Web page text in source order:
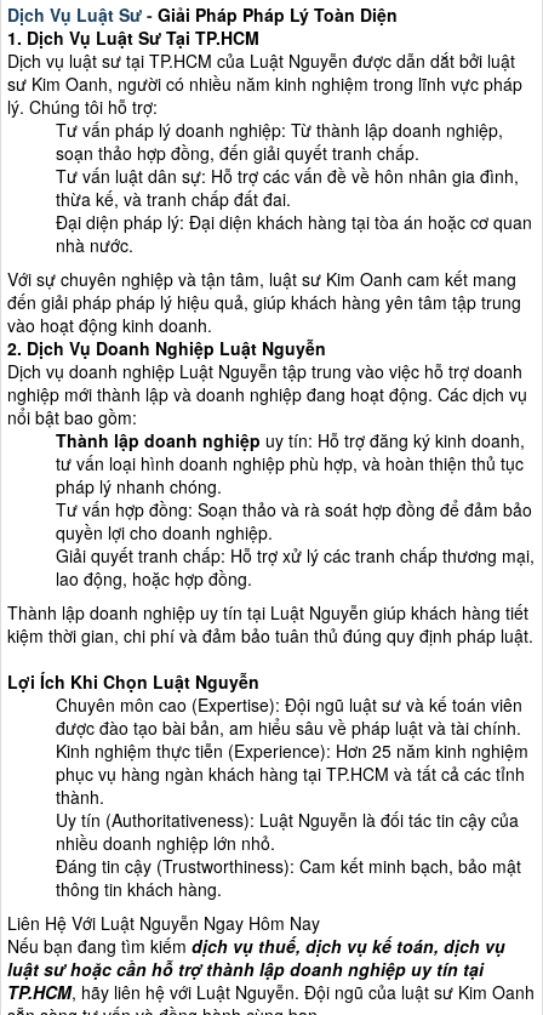
Dịch Vụ Luật Sư - Giải Pháp Pháp Lý Toàn Diện
1. Dịch Vụ Luật Sư Tại TP.HCM
Dịch vụ luật sư tại TP.HCM của Luật Nguyễn được dẫn dắt bởi luật
sư Kim Oanh, người có nhiều năm kinh nghiệm trong lĩnh vực pháp
lý. Chúng tôi hỗ trợ:
Tư vấn pháp lý doanh nghiệp: Từ thành lập doanh nghiệp,
soạn thảo hợp đồng, đến giải quyết tranh chấp.
Tư vấn luật dân sự: Hỗ trợ các vấn đề về hôn nhân gia đình,
thừa kế, và tranh chấp đất đai.
Đại diện pháp lý: Đại diện khách hàng tại tòa án hoặc cơ quan
nhà nước.
Với sự chuyên nghiệp và tận tâm, luật sư Kim Oanh cam kết mang
đến giải pháp pháp lý hiệu quả, giúp khách hàng yên tâm tập trung
vào hoạt động kinh doanh.
2. Dịch Vụ Doanh Nghiệp Luật Nguyễn
Dịch vụ doanh nghiệp Luật Nguyễn tập trung vào việc hỗ trợ doanh
nghiệp mới thành lập và doanh nghiệp đang hoạt động. Các dịch vụ
nổi bật bao gồm:
Thành lập doanh nghiệp uy tín: Hỗ trợ đăng ký kinh doanh,
tư vấn loại hình doanh nghiệp phù hợp, và hoàn thiện thủ tục
pháp lý nhanh chóng.
Tư vấn hợp đồng: Soạn thảo và rà soát hợp đồng để đảm bảo
quyền lợi cho doanh nghiệp.
Giải quyết tranh chấp: Hỗ trợ xử lý các tranh chấp thương mại,
lao động, hoặc hợp đồng.
Thành lập doanh nghiệp uy tín tại Luật Nguyễn giúp khách hàng tiết
kiệm thời gian, chi phí và đảm bảo tuân thủ đúng quy định pháp luật.
Lợi Ích Khi Chọn Luật Nguyễn
Chuyên môn cao (Expertise): Đội ngũ luật sư và kế toán viên
được đào tạo bài bản, am hiểu sâu về pháp luật và tài chính.
Kinh nghiệm thực tiễn (Experience): Hơn 25 năm kinh nghiệm
phục vụ hàng ngàn khách hàng tại TP.HCM và tất cả các tỉnh
thành.
Uy tín (Authoritativeness): Luật Nguyễn là đối tác tin cậy của
nhiều doanh nghiệp lớn nhỏ.
Đáng tin cậy (Trustworthiness): Cam kết minh bạch, bảo mật
thông tin khách hàng.
Liên Hệ Với Luật Nguyễn Ngay Hôm Nay
Nếu bạn đang tìm kiếm dịch vụ thuế, dịch vụ kế toán, dịch vụ
luật sư hoặc cần hỗ trợ thành lập doanh nghiệp uy tín tại
TP.HCM, hãy liên hệ với Luật Nguyễn. Đội ngũ của luật sư Kim Oanh